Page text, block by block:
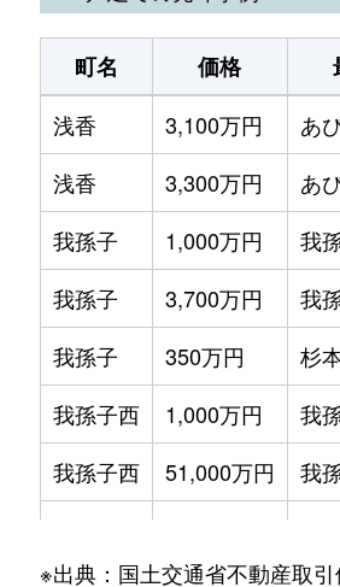
町名 価格
浅香
3,100万円 あ
浅香
3,300万円 あ
我孫子
1,000万円 我
我孫子
3,700万円 我
我孫子
350万円 杉
我孫子西
1,000万円 我
我孫子西
51,000万円 我
※出典：国土交通省不動産取